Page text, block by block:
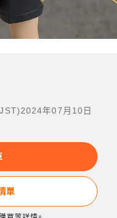
年07月10日
單